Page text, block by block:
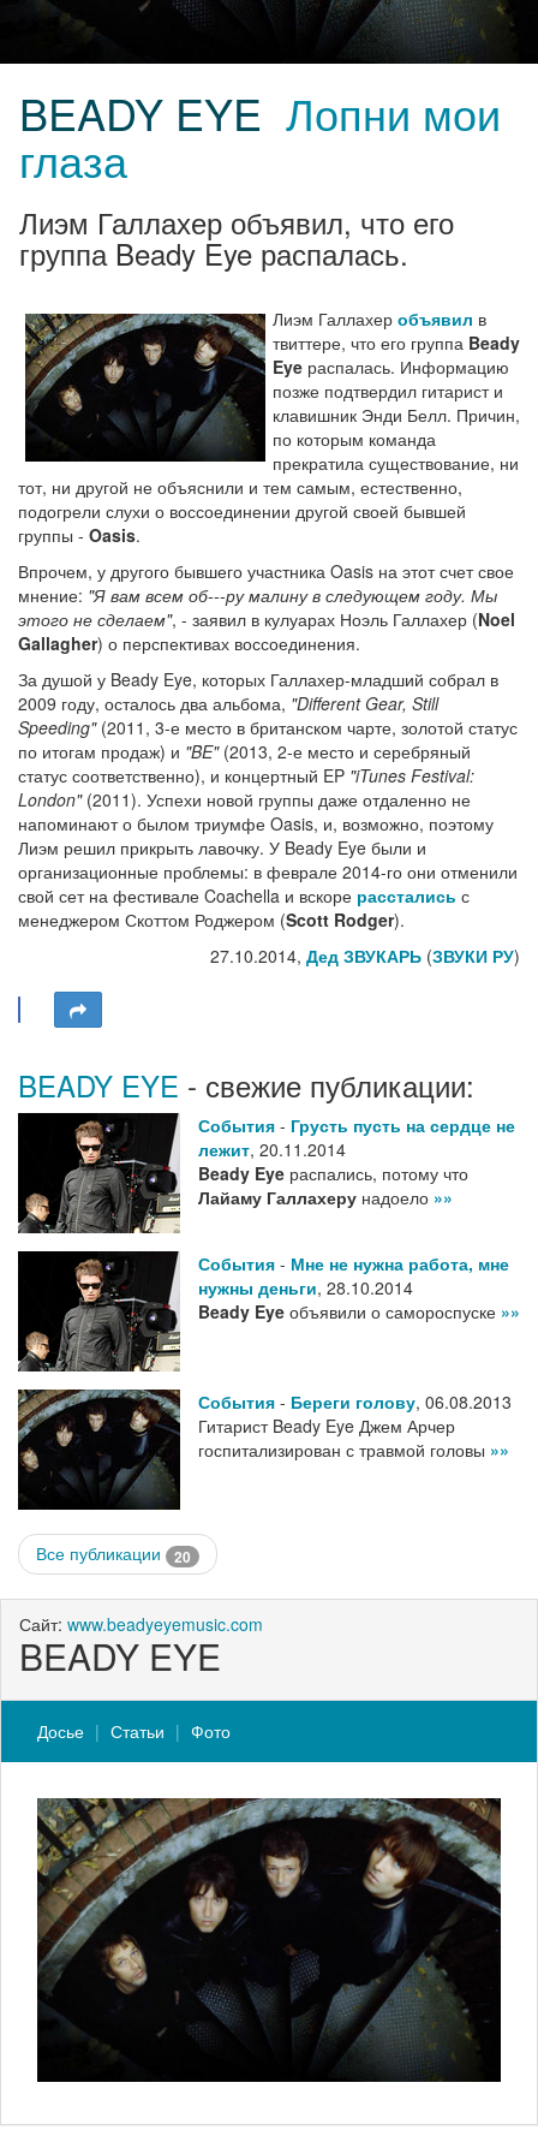
BEADY EYE Лопни мои
глаза
Лиэм Галлахер объявил, что его
группа Beady Eye распалась.
Лиэм Галлахер объявил в
твиттере, что его группа Beady
Eye распалась. Информацию
позже подтвердил гитарист и
клавишник Энди Белл. Причин,
по которым команда
прекратила существование, ни
тот, ни другой не объяснили и тем самым, естественно,
подогрели слухи о воссоединении другой своей бывшей
группы - Oasis.
Впрочем, у другого бывшего участника Oasis на этот счет свое
мнение: "Я вам всем об---ру малину в следующем году. Мы
этого не сделаем", - заявил в кулуарах Ноэль Галлахер (Noel
Gallagher) о перспективах воссоединения.
За душой у Beady Eye, которых Галлахер-младший собрал в
2009 году, осталось два альбома, "Different Gear, Still
Speeding"(2011, 3-е место в британском чарте, золотой статус
по итогам продаж) и "BE"(2013, 2-е место и серебряный
статус соответственно), и концертный EP "iTunes Festival:
London"(2011). Успехи новой группы даже отдаленно не
напоминают о былом триумфе Oasis, и, возможно, поэтому
Лиэм решил прикрыть лавочку. У Beady Eye были и
организационные проблемы: в феврале 2014-го они отменили
свой сет на фестивале Coachella и вскоре расстались с
менеджером Скоттом Роджером (Scott Rodger).
27.10.2014, Дед ЗВУКАРЬ (ЗВУКИ РУ)
BEADY EYE - свежие публикации:
События - Грусть пусть на сердце не
лежит, 20.11.2014
Beady Eye распались, потому что
Лайаму Галлахеру надоело »»
События - Мне не нужна работа, мне
нужны деньги, 28.10.2014
Beady Eye объявили о самороспуске »»
События - Береги голову, 06.08.2013
Гитарист Beady Eye Джем Арчер
госпитализирован с травмой головы »»
Все публикации 20
Сайт: www.beadyeyemusic.com
BEADY EYE
Досье Статьи Фото